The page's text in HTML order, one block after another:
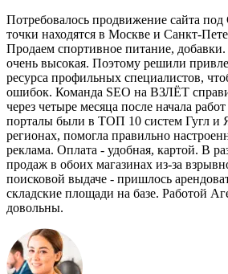
Потребовалось продвижение сайта
точки находятся в Москве и Санкт-
Продаем спортивное питание,
очень высокая. Поэтому решили
ресурса профильных специалистов,
ошибок. Команда SEO на ВЗЛЁТ
через четыре месяца после начала
порталы были в ТОП 10 систем Гугл и
регионах, помогла правильно
реклама. Оплата - удобная, картой. В
продаж в обоих магазинах из-за
поисковой выдаче - пришлось
складские площади на базе. Работой
довольны.